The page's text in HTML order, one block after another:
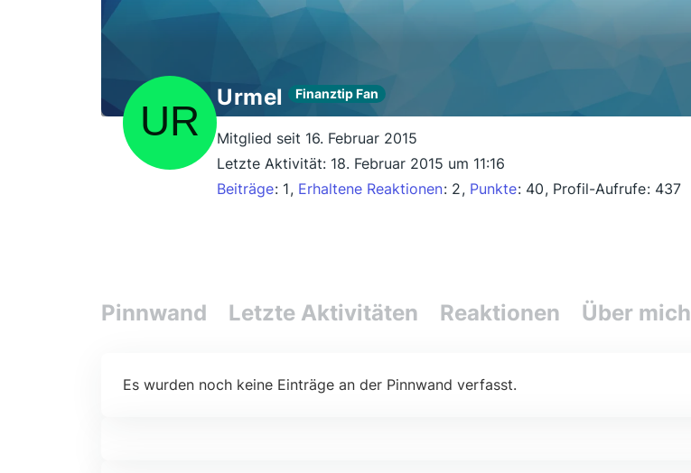
Urmel Finanztip Fan
Mitglied seit 16. Februar 2015
Letzte Aktivität: 18. Februar 2015 um 11:16
Beiträge 1 Erhaltene Reaktionen 2 Punkte 40 Profil-Aufrufe 437
Pinnwand Letzte Aktivitäten Reaktionen Über mich
Es wurden noch keine Einträge an der Pinnwand verfasst.